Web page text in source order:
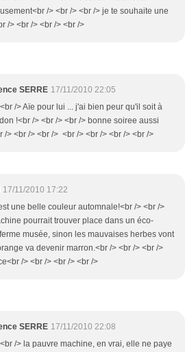
/> <br /> <br /> je te souhaite une
/> <br /> <br /> <br />
SERRE 17/11/2010 22:05
/> Aïe pour lui ... j'ai bien peur qu'il soit à
!<br /> <br /> <br /> bonne soiree aussi
/> <br /> <br /> <br /> <br /> <br /> <br />
17/11/2010 17:22
une belle couleur automnale!<br /> <br />
pourrait trouver place dans un éco-
musée, sinon les mauvaises herbes vont
va devenir marron.<br /> <br /> <br />
/> <br /> <br /> <br />
SERRE 17/11/2010 22:08
/> la pauvre machine, en vrai, elle ne paye